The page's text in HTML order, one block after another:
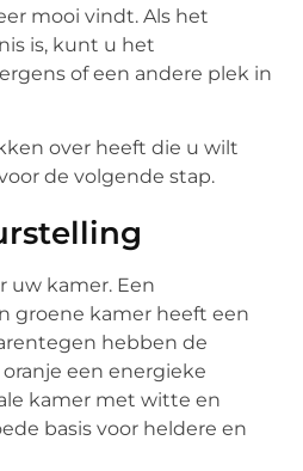
mooi vindt. Als het
is, kunt u het
of een andere plek in
over heeft die u wilt
de volgende stap.
uw kamer. Een
groene kamer heeft een
hebben de
een energieke
kamer met witte en
basis voor heldere en